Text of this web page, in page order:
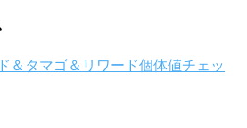
＆タマゴ＆リワード個体値チェッ